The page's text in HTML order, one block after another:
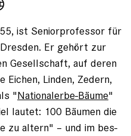
ist Seniorprofessor für
Er gehört zur
Gesellschaft, auf deren
Linden, ­Zedern,
"Nationalerbe-­Bäume"
lautet: 100 Bäumen die
zu ­altern" – und im bes­